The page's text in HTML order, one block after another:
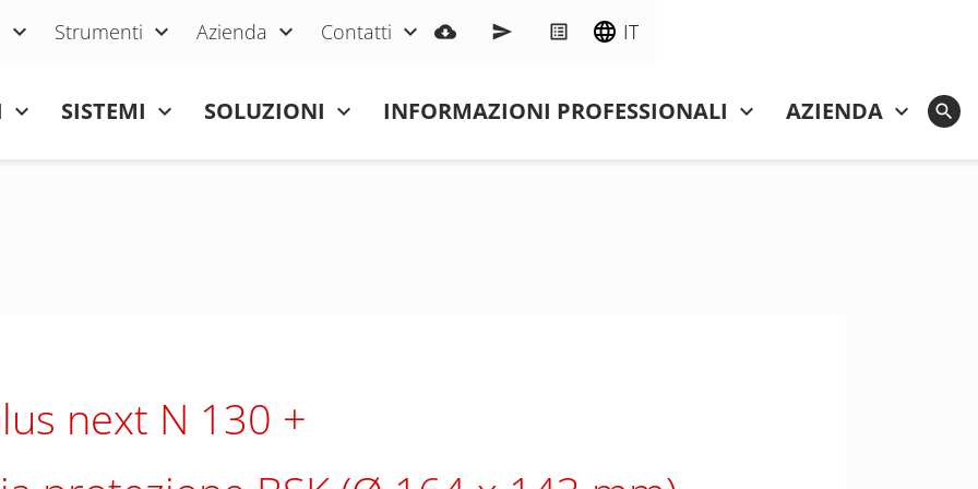
Strumenti Azienda Contatti IT
SISTEMI SOLUZIONI INFORMAZIONI PROFESSIONALI AZIENDA
next N 130